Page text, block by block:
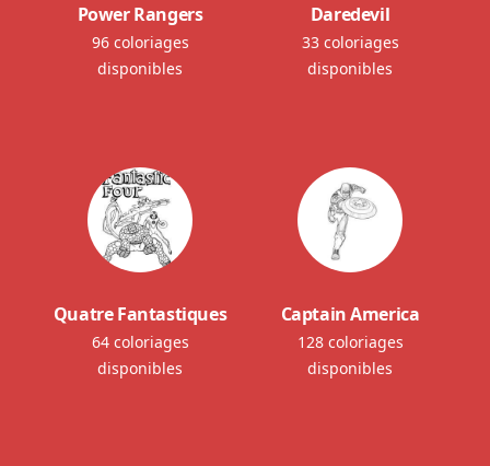
Power Rangers
96 coloriages
disponibles
Daredevil
33 coloriages
disponibles
Quatre Fantastiques
64 coloriages
disponibles
Captain America
128 coloriages
disponibles